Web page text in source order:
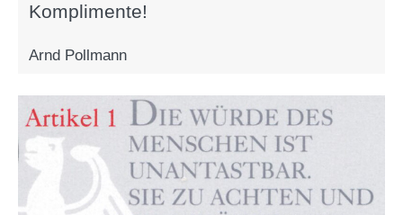
Komplimente!
Arnd Pollmann